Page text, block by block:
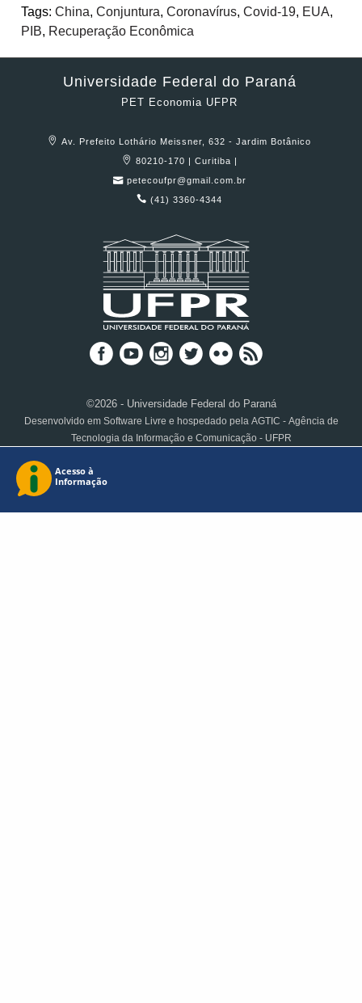
Tags: China, Conjuntura, Coronavírus, Covid-19, EUA,
PIB, Recuperação Econômica
Universidade Federal do Paraná
PET Economia UFPR
Av. Prefeito Lothário Meissner, 632 - Jardim Botânico
80210-170 | Curitiba |
petecoufpr@gmail.com.br
(41) 3360-4344
©2026 - Universidade Federal do Paraná
Desenvolvido em Software Livre e hospedado pela AGTIC - Agência de
Tecnologia da Informação e Comunicação - UFPR